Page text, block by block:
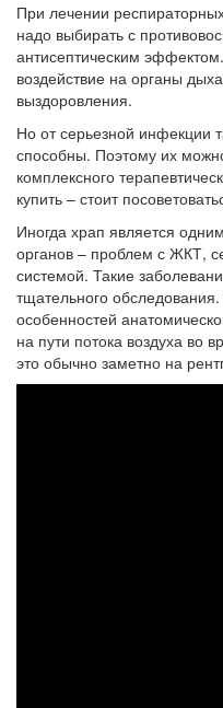
При лечении
надо выбирать с
антисептическим
воздействие на органы
выздоровления.
Но от серьезной инфекции
способны. Поэтому их
комплексного
купить – стоит
Иногда храп является
органов – проблем с ЖКТ,
системой. Такие
тщательного
особенностей
на пути потока воздуха во
это обычно заметно на